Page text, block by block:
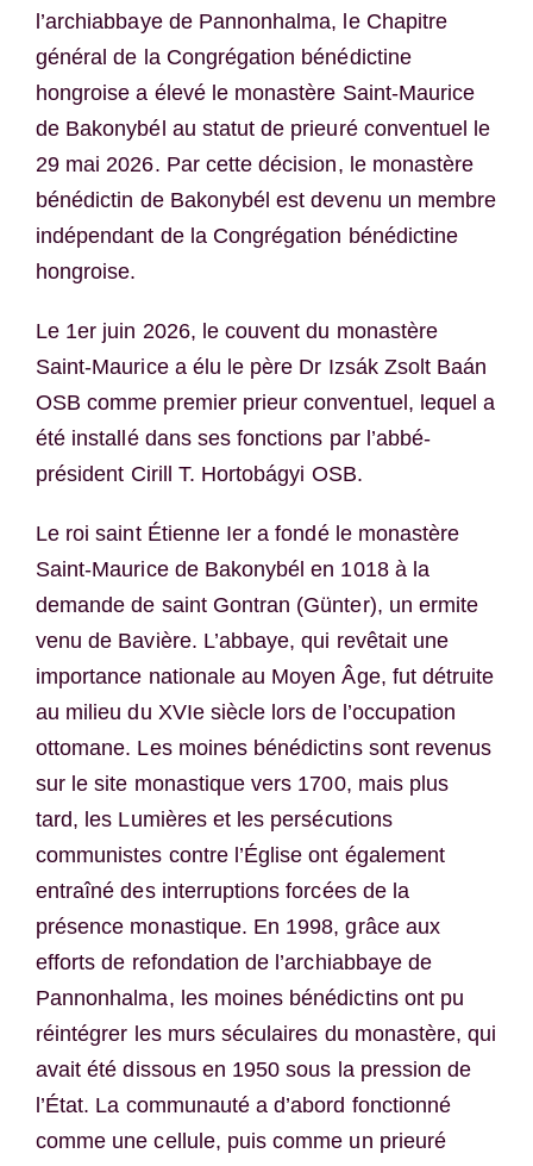
l’archiabbaye de Pannonhalma, le Chapitre
général de la Congrégation bénédictine
hongroise a élevé le monastère Saint-Maurice
de Bakonybél au statut de prieuré conventuel le
29 mai 2026. Par cette décision, le monastère
bénédictin de Bakonybél est devenu un membre
indépendant de la Congrégation bénédictine
hongroise.
Le 1er juin 2026, le couvent du monastère
Saint-Maurice a élu le père Dr Izsák Zsolt Baán
OSB comme premier prieur conventuel, lequel a
été installé dans ses fonctions par l’abbé-
président Cirill T. Hortobágyi OSB.
Le roi saint Étienne Ier a fondé le monastère
Saint-Maurice de Bakonybél en 1018 à la
demande de saint Gontran (Günter), un ermite
venu de Bavière. L’abbaye, qui revêtait une
importance nationale au Moyen Âge, fut détruite
au milieu du XVIe siècle lors de l’occupation
ottomane. Les moines bénédictins sont revenus
sur le site monastique vers 1700, mais plus
tard, les Lumières et les persécutions
communistes contre l’Église ont également
entraîné des interruptions forcées de la
présence monastique. En 1998, grâce aux
efforts de refondation de l’archiabbaye de
Pannonhalma, les moines bénédictins ont pu
réintégrer les murs séculaires du monastère, qui
avait été dissous en 1950 sous la pression de
l’État. La communauté a d’abord fonctionné
comme une cellule, puis comme un prieuré